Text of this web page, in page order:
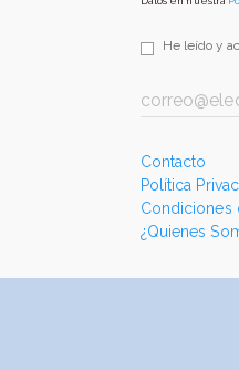
He leído y
Contacto
Política
Condiciones
¿Quienes